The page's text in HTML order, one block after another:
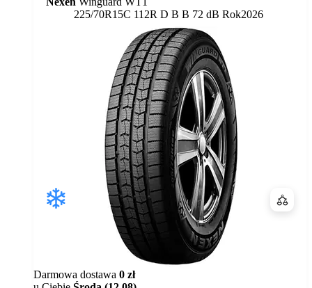
225/70R15C 112R Etykieta:
D B B 72 dB Rok2026
Darmowa dostawa 0 zł